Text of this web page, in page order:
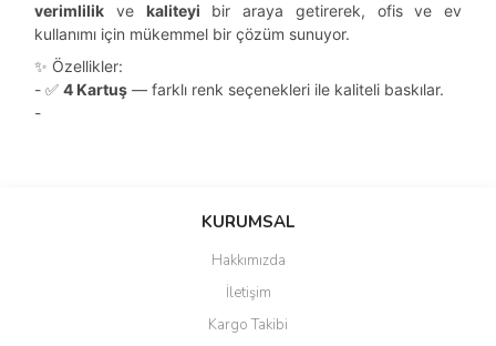
verimlilik ve kaliteyi bir araya getirerek, ofis ve ev
kullanımı için mükemmel bir çözüm sunuyor.
✨ Özellikler:
- ✅ 4 Kartuş — farklı renk seçenekleri ile kaliteli baskılar.
-
Bu ürüne ilk yorumu siz yapın!
Yorum Yaz
Ürün resmi kalitesiz, bozuk veya görüntülenemiyor.
Ürün açıklamasında eksik bilgiler bulunuyor.
KURUMSAL
Hakkımızda
İletişim
Kargo Takibi